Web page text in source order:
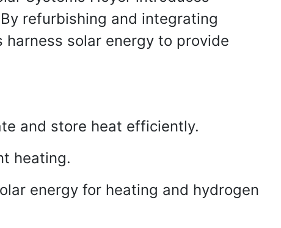
refurbishing and integrating
solar energy to provide
and store heat efficiently.
heating.
energy for heating and hydrogen